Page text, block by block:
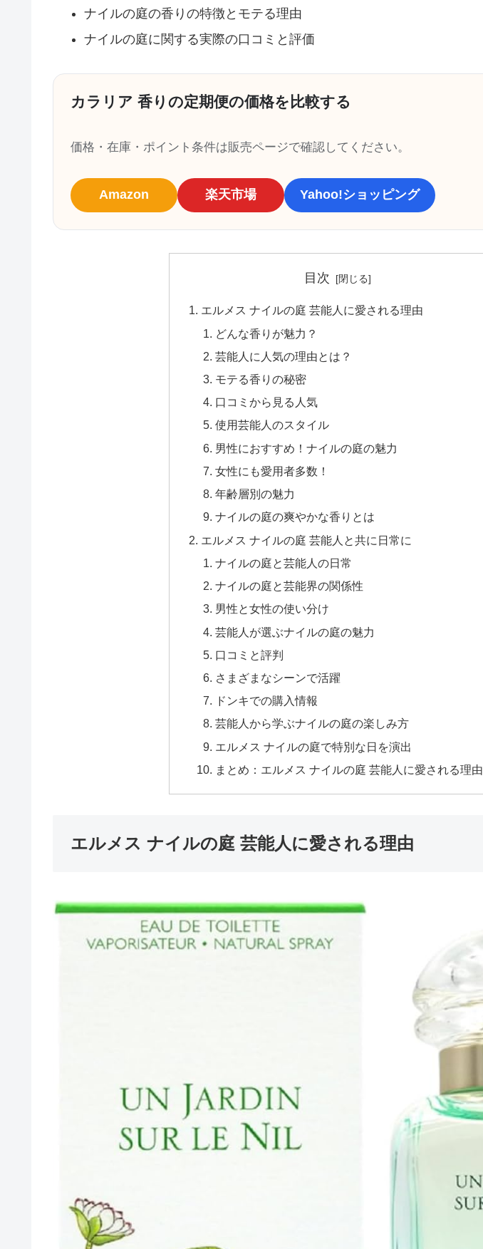
ナイルの庭の香りの特徴とモテる理由
ナイルの庭に関する実際の口コミと評価
カラリア 香りの定期便の価格を比較する
価格・在庫・ポイント条件は販売ページで確認してください。
Amazon 楽天市場 Yahoo!ショッピング
目次
エルメス ナイルの庭 芸能人に愛される理由
どんな香りが魅力？
芸能人に人気の理由とは？
モテる香りの秘密
口コミから見る人気
使用芸能人のスタイル
男性におすすめ！ナイルの庭の魅力
女性にも愛用者多数！
年齢層別の魅力
ナイルの庭の爽やかな香りとは
エルメス ナイルの庭 芸能人と共に日常に
ナイルの庭と芸能人の日常
ナイルの庭と芸能界の関係性
男性と女性の使い分け
芸能人が選ぶナイルの庭の魅力
口コミと評判
さまざまなシーンで活躍
ドンキでの購入情報
芸能人から学ぶナイルの庭の楽しみ方
エルメス ナイルの庭で特別な日を演出
まとめ：エルメス ナイルの庭 芸能人に愛される理由
エルメス ナイルの庭 芸能人に愛される理由